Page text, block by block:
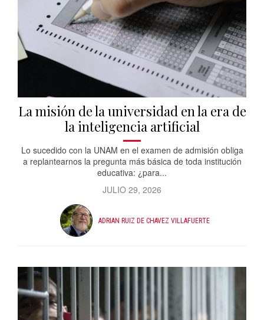
La misión de la universidad en la era de
la inteligencia artificial
Lo sucedido con la UNAM en el examen de admisión obliga
a replantearnos la pregunta más básica de toda institución
educativa: ¿para...
JULIO 29, 2026
ADRIAN RUIZ DE CHAVEZ VILLAFUERTE